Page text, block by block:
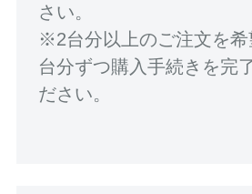
さい。
※2台分以上のご注文を希
台分ずつ購入手続きを完
ださい。